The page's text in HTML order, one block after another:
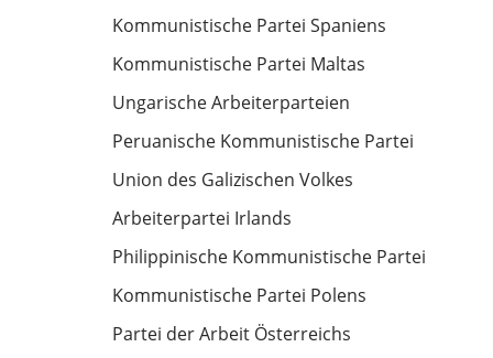
Kommunistische Partei Spaniens
Kommunistische Partei Maltas
Ungarische Arbeiterparteien
Peruanische Kommunistische Partei
Union des Galizischen Volkes
Arbeiterpartei Irlands
Philippinische Kommunistische Partei
Kommunistische Partei Polens
Partei der Arbeit Österreichs